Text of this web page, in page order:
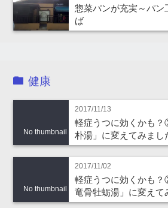
惣菜パンが充実～パン
ば
健康
No thumbnail
2017/11/13
軽症うつに効くかも
朴湯」に変えてみまし
No thumbnail
2017/11/02
軽症うつに効くかも
竜骨牡蛎湯」に変えて